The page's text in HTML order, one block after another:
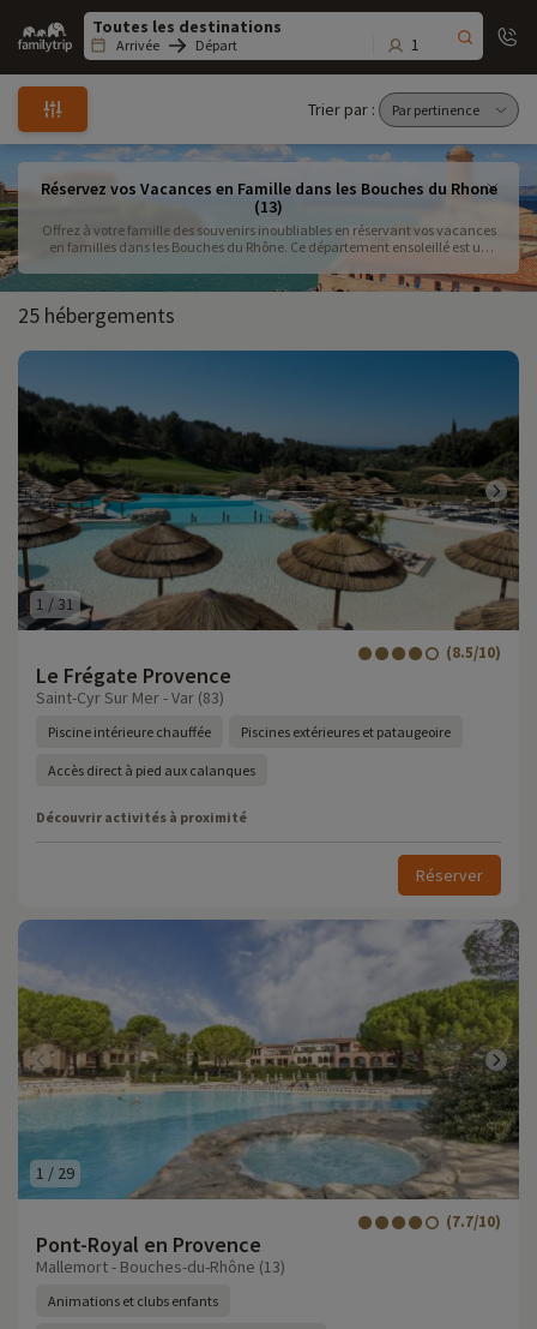
Family
trip
Arrivée Départ 1
Trier par :
Réservez vos Vacances en Famille dans les Bouches du Rhone
(13)
Offrez à votre famille des souvenirs inoubliables en réservant vos vacances
en familles dans les Bouches du Rhône. Ce département ensoleillé est un
une sélection d’hébergements pour familles en Provence, tels que des gîtes
pour familles dans les Bouches du Rhône, des hôtels familiaux ou encore un
village vacances dans les Bouches du Rhône avec clubs enfants et activités
organisées. Profitez d’un programme riche en découvertes avec des visites
en famille à Marseille, des sorties enfants dans les Bouches du Rhône dans
sont parfaits, notamment le Parc National des Calanques et le Parc Naturel
Régional de Camargue. Besoin d’inspiration pour un court séjour ? Retrouvez
des idées week-end famille Provence et partez à l’aventure avec un séjour
famille en Camargue entre chevaux, flamants roses et paysages sauvages.
25 hébergements
1 /31
Le Frégate Provence
(8.5/10)
Saint-Cyr Sur Mer - Var (83)
Piscine intérieure chauffée Piscines extérieures et pataugeoire
Accès direct à pied aux calanques
Découvrir activités à proximité
Réserver
1 / 29
Pont-Royal en Provence
(7.7/10)
Mallemort - Bouches-du-Rhône (13)
Animations et clubs enfants